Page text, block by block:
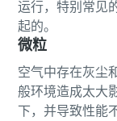
运行，特别常见
起的。
微粒
空气中存在灰尘
般环境造成太大
下，并导致性能